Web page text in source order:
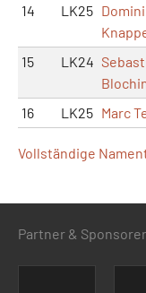
14 LK25
15 LK24
16 LK25 Marc
Vollständige
Partner &